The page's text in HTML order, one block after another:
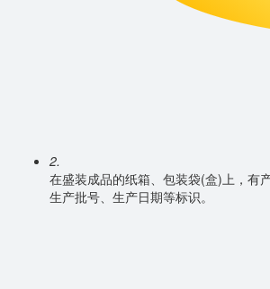
2.
在盛装成品的纸箱、包装袋(盒)上，有
生产批号、生产日期等标识。